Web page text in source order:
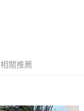
相關推薦